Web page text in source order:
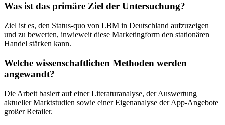
Was ist das primäre Ziel der Untersuchung?
Ziel ist es, den Status-quo von LBM in Deutschland aufzuzeigen
und zu bewerten, inwieweit diese Marketingform den stationären
Handel stärken kann.
Welche wissenschaftlichen Methoden werden
angewandt?
Die Arbeit basiert auf einer Literaturanalyse, der Auswertung
aktueller Marktstudien sowie einer Eigenanalyse der App-Angebote
großer Retailer.